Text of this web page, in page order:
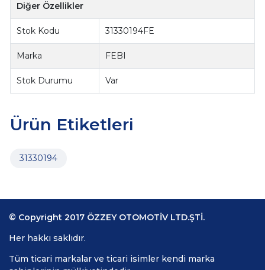
Diğer Özellikler
Stok Kodu 31330194FE
Marka FEBI
Stok Durumu Var
Ürün Etiketleri
31330194
© Copyright 2017 ÖZZEY OTOMOTİV LTD.ŞTİ.
Her hakkı saklıdır.
Tüm ticari markalar ve ticari isimler kendi marka